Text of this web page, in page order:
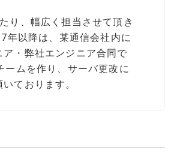
り、幅広く担当させて頂き
年以降は、某通信会社内に
ア・弊社エンジニア合同で
ームを作り、サーバ更改に
ております。